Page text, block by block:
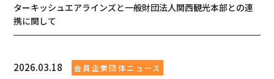
ターキッシュエアラインズと一般財団法人関西観光本部との連
携に関して
2026.03.18